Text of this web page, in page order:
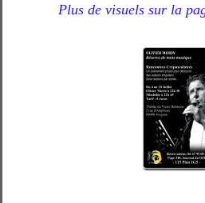
Plus de visuels sur la